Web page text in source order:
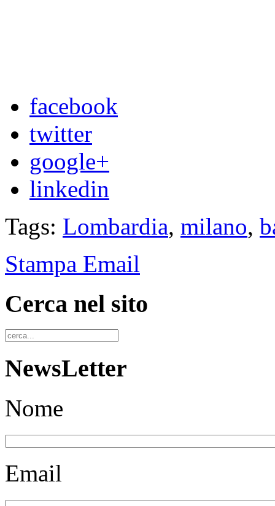
facebook
twitter
google+
linkedin
Tags: Lombardia, milano,
Stampa Email
Cerca nel sito
NewsLetter
Nome
Email